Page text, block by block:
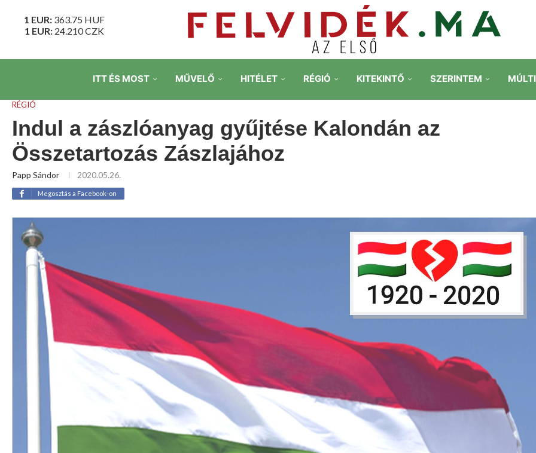
1 EUR: 363.75 HUF
1 EUR: 24.210CZK
ITT ÉS MOST MŰVELŐ HITÉLET RÉGIÓ KITEKINTŐ SZERINTEM
RÉGIÓ
Indul a zászlóanyag gyűjtése Kalondán az
Összetartozás Zászlajához
Papp Sándor 2020.05.26.
Megosztás a Facebook-on